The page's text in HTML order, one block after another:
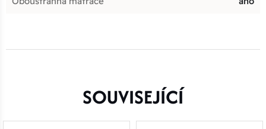
SOUVISEJÍCÍ